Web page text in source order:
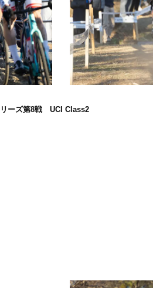
ーズ第8戦 UCI Class2